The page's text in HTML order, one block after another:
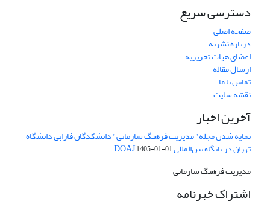
دسترسی سریع
صفحه اصلی
درباره نشریه
اعضای هیات تحریریه
ارسال مقاله
تماس با ما
نقشه سایت
آخرین اخبار
نمایه شدن مجله" مدیریت فرهنگ سازمانی" دانشکدگان فارابی دانشگاه
تهران در پایگاه بین‌المللی DOAJ1405-01-01
مدیریت فرهنگ سازمانی
اشتراک خبرنامه